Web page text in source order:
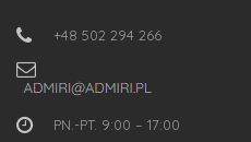
+48 502 294 266
PN.-PT. 9:00 – 17:00